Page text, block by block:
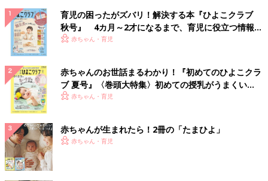
表も裏もかわいいネコのイラストで気分も上がりそうです。
★Janatのマスカットティー
育児の困ったがズバリ！解決する本『ひよこクラブ
秋号』 4カ月～2才になるまで、育児に役立つ情報が
いっぱい！
赤ちゃん・育児
赤ちゃんのお世話まるわかり！『初めてのひよこクラ
ブ 夏号』〈巻頭大特集〉初めての授乳がうまくい
く！ おっぱい・ミルクの基本と夏のトラブル 解決テ
赤ちゃん・育児
赤ちゃんが生まれたら！2冊の「たまひよ」
赤ちゃん・育児